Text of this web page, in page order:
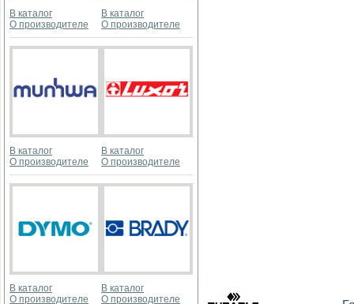
В каталог
О производителе
В каталог
О производителе
В каталог
О производителе
В каталог
О производителе
В каталог
О производителе
В каталог
О производителе